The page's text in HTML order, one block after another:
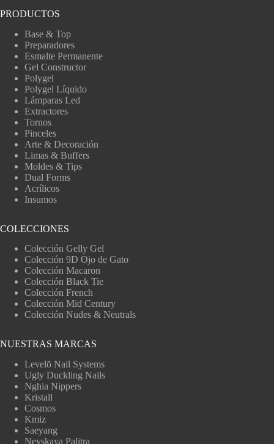
PRODUCTOS
Base & Top
Preparadores
Esmalte Permanente
Gel Constructor
Polygel
Polygel Líquido
Lámparas Led
Extractores
Tornos
Pinceles
Arte & Decoración
Limas & Buffers
Moldes & Tips
Dual Forms
Acrílicos
Insumos
COLECCIONES
Colección Gelly Gel
Colección 9D Ojo de Gato
Colección Macaron
Colección Black Tie
Colección French
Colección Mid Century
Colección Nudes & Neutrals
NUESTRAS MARCAS
Levelō Nail Systems
Ugly Duckling Nails
Nghia Nippers
Kristall
Cosmos
Kmiz
Saeyang
Nevskaya Palitra